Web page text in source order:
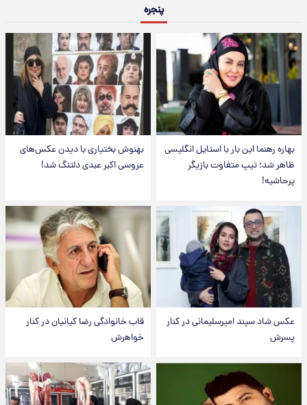
پنجره
بهاره رهنما این بار با استایل انگلیسی
ظاهر شد؛ تیپ متفاوت بازیگر
پرحاشیه!
بهنوش بختیاری با دیدن عکس‌های
عروسی اکبر عبدی دلتنگ شد!
عکس شاد سپند امیرسلیمانی در کنار
پسرش
قاب خانوادگی رضا کیانیان در کنار
خواهرش